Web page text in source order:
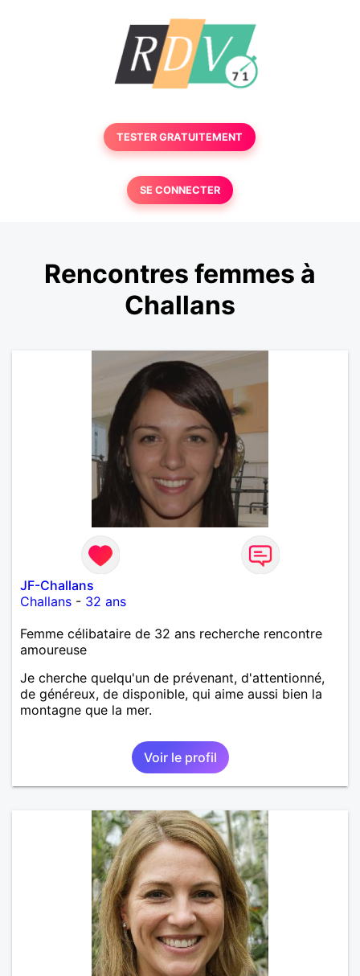
TESTER GRATUITEMENT
SE CONNECTER
Rencontres femmes à
Challans
JF-Challans
Challans - 32 ans
Femme célibataire de 32 ans recherche rencontre
amoureuse
Je cherche quelqu'un de prévenant, d'attentionné,
de généreux, de disponible, qui aime aussi bien la
montagne que la mer.
Voir le profil